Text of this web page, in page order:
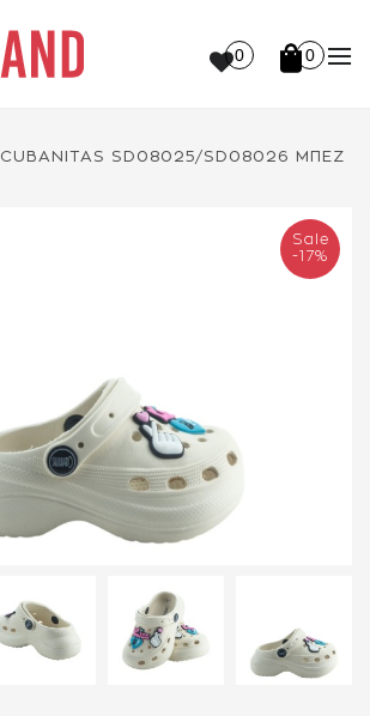
0 0
CUBANITAS SD08025/SD08026 ΜΠΕΖ
Sale
-17%